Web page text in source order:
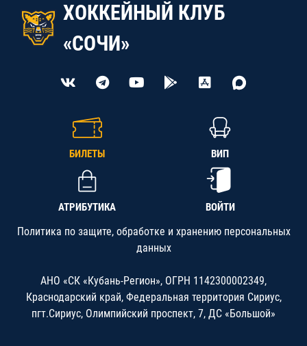
ХОККЕЙНЫЙ КЛУБ
«СОЧИ»
БИЛЕТЫ ВИП
АТРИБУТИКА ВОЙТИ
Политика по защите, обработке и хранению персональных
данных
АНО «СК «Кубань-Регион», ОГРН 1142300002349,
Краснодарский край, Федеральная территория Сириус,
пгт.Сириус, Олимпийский проспект, 7, ДС «Большой»